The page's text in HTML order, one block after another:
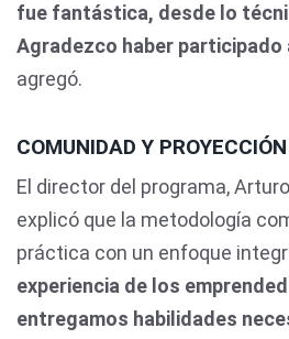
fue fantástica, desde lo
Agradezco haber participado
agregó.
COMUNIDAD Y PROYECCIÓN
El director del programa,
explicó que la metodología
práctica con un enfoque
experiencia de los
entregamos habilidades